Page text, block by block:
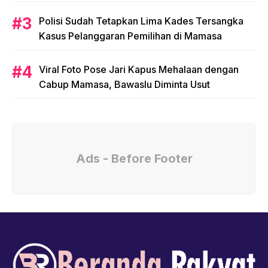
Polisi Sudah Tetapkan Lima Kades Tersangka
Kasus Pelanggaran Pemilihan di Mamasa
Viral Foto Pose Jari Kapus Mehalaan dengan
Cabup Mamasa, Bawaslu Diminta Usut
Ads - Before Footer